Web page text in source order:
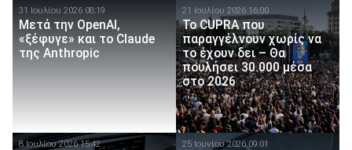
31 Ιουλίου 2026 08:19
Μετά την OpenAI,
«ξέφυγε» και το Claude
της Anthropic
21 Ιουλίου 2026 16:00
Το CUPRA που
παραγγέλνουν χωρίς να
το έχουν δει – Θα
πουλήσει 30.000 μέσα
στο 2026
8 Ιουλίου 2026 15:42 25 Ιουνίου 2026 09:01